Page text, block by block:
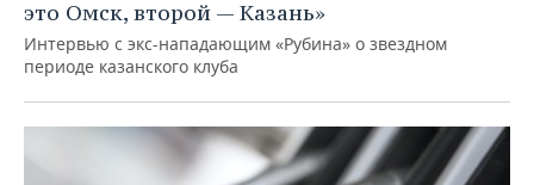
это Омск, второй — Казань»
Интервью с экс-нападающим «Рубина» о звездном
периоде казанского клуба